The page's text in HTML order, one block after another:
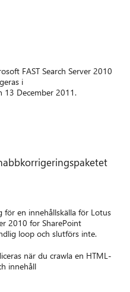
FAST Search Server 2010
i
13 December 2011.
en innehållskälla för Lotus
2010 for SharePoint
loop och slutförs inte.
när du crawla en HTML-
innehåll